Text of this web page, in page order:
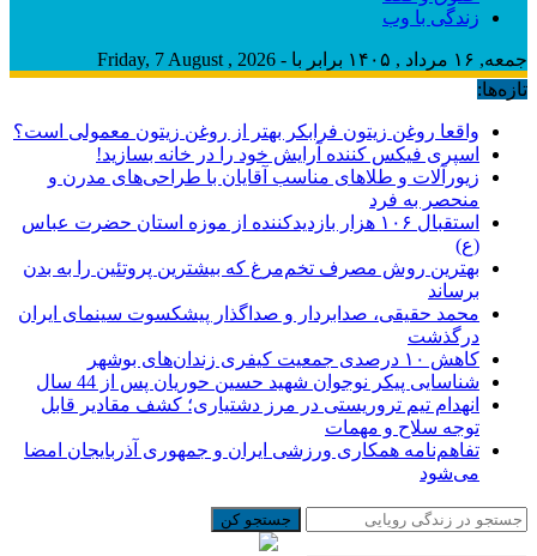
زندگی با وب
جمعه, ۱۶ مرداد , ۱۴۰۵ برابر با - Friday, 7 August , 2026
تازه‌ها:
واقعا روغن زیتون فرابکر بهتر از روغن زیتون معمولی است؟
اسپری فیکس کننده آرایش خود را در خانه بسازید!
زیورآلات و طلاهای مناسب آقایان با طراحی‌های مدرن و
منحصر به فرد
استقبال ۱۰۶ هزار بازدیدکننده از موزه استان حضرت عباس
(ع)
بهترین روش مصرف تخم‌مرغ که بیشترین پروتئین را به بدن
برساند
محمد حقیقی، صدابردار و صداگذار پیشکسوت سینمای ایران
درگذشت
کاهش ۱۰ درصدی جمعیت کیفری زندان‌های بوشهر
شناسایی پیکر نوجوان شهید حسین حوریان پس از 44 سال
انهدام تیم تروریستی در مرز دشتیاری؛ کشف مقادیر قابل
توجه سلاح و مهمات
تفاهم‌نامه همکاری ورزشی ایران و جمهوری آذربایجان امضا
می‌شود
جستجو کن